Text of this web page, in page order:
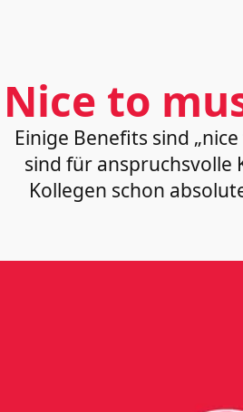
Nice to
Einige Benefits sind
sind für anspruchsvolle
Kollegen schon